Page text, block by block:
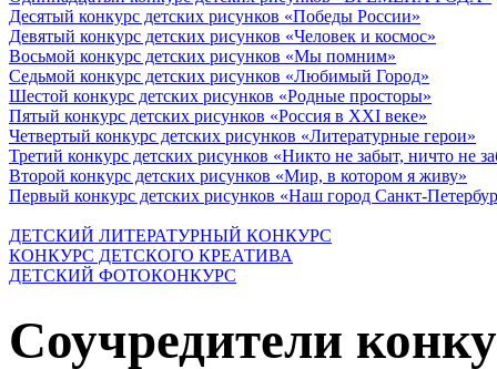
Десятый конкурс детских рисунков «Победы России»
Девятый конкурс детских рисунков «Человек и космос»
Восьмой конкурс детских рисунков «Мы помним»
Седьмой конкурс детских рисунков «Любимый Город»
Шестой конкурс детских рисунков «Родные просторы»
Пятый конкурс детских рисунков «Россия в XXI веке»
Четвертый конкурс детских рисунков «Литературные герои»
Третий конкурс детских рисунков «Никто не забыт, ничто не
Второй конкурс детских рисунков «Мир, в котором я живу»
Первый конкурс детских рисунков «Наш город Санкт-
ДЕТСКИЙ ЛИТЕРАТУРНЫЙ КОНКУРС
КОНКУРС ДЕТСКОГО КРЕАТИВА
ДЕТСКИЙ ФОТОКОНКУРС
Соучредители